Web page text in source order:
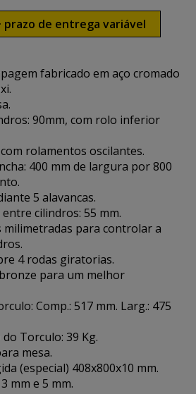
prazo de entrega variável
fabricado em aço cromado
90mm, com rolo inferior
rolamentos oscilantes.
400 mm de largura por 800
5 alavancas.
cilindros: 55 mm.
para controlar a
4 rodas giratorias.
para um melhor
Comp.: 517 mm. Larg.: 475
Torculo: 39 Kg.
mesa.
(especial) 408x800x10 mm.
mm e 5 mm.